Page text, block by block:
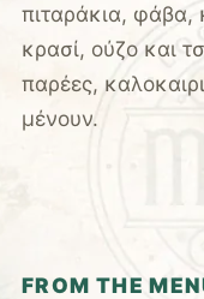
πιταράκια, φάβα,
κρασί, ούζο και
παρέες,
μένουν.
FROM THE